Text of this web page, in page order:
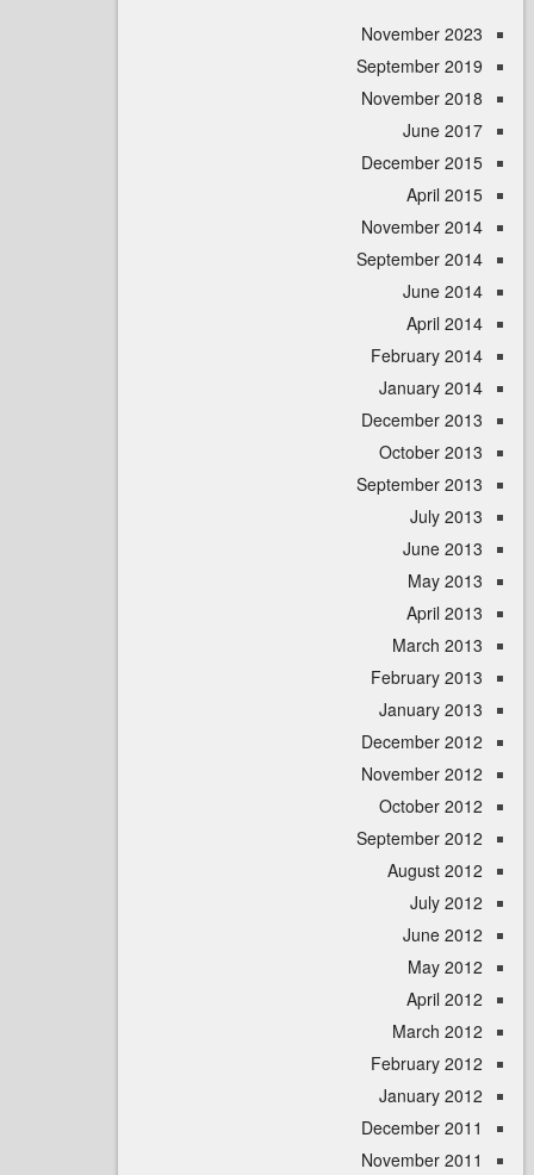
November
September
November
June
December
April
November
September
June
April
February
January
December
October
September
July
June
May
April
March
February
January
December
November
October
September
August
July
June
May
April
March
February
January
December
November